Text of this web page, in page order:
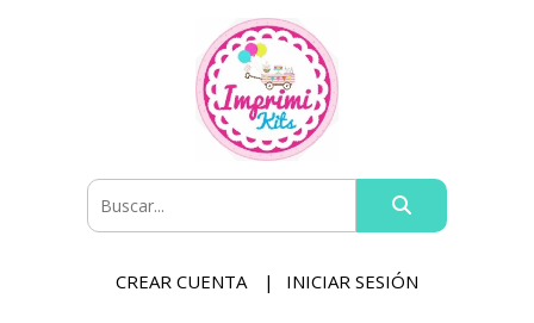
CREAR CUENTA INICIAR SESIÓN